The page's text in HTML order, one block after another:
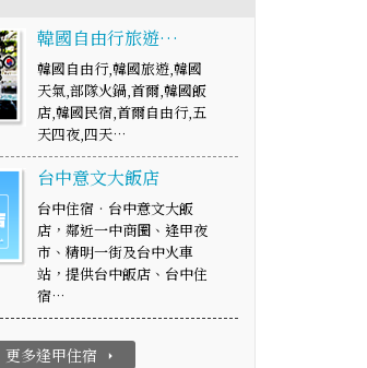
韓國自由行旅遊…
韓國自由行,韓國旅遊,韓國
天氣,部隊火鍋,首爾,韓國飯
店,韓國民宿,首爾自由行,五
天四夜,四天…
台中意文大飯店
台中住宿‧台中意文大飯
店，鄰近一中商圈、逢甲夜
市、精明一街及台中火車
站，提供台中飯店、台中住
宿…
更多逢甲住宿 arrow_right